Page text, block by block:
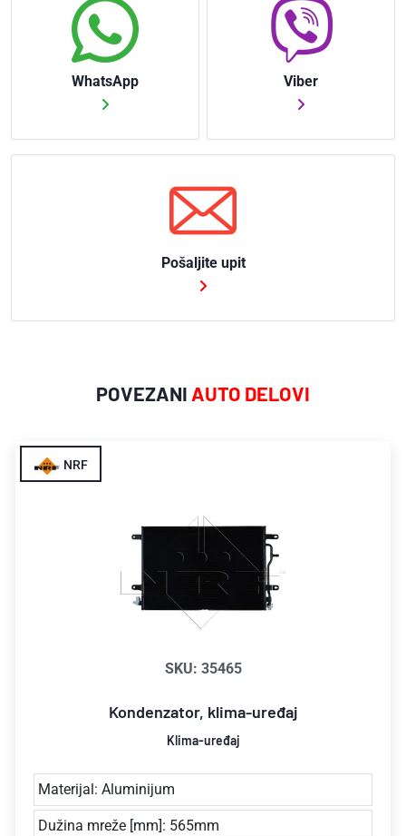
WhatsApp Viber
Pošaljite upit
POVEZANI AUTO DELOVI
NRF
SKU: 35465
Kondenzator, klima-uređaj
Klima-uređaj
Materijal: Aluminijum
Dužina mreže [mm]: 565mm